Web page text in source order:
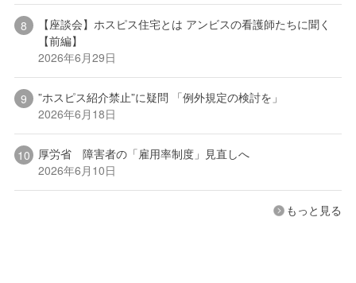
【座談会】ホスピス住宅とは アンビスの看護師たちに聞く
【前編】
2026年6月29日
”ホスピス紹介禁止”に疑問 「例外規定の検討を」
2026年6月18日
厚労省 障害者の「雇用率制度」見直しへ
2026年6月10日
もっと見る